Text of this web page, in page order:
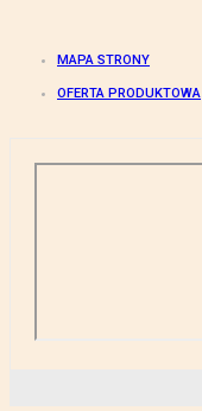
MAPA STRONY
OFERTA PRODUKTOWA